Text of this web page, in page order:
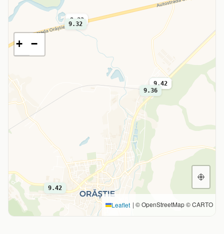
9.36
9.36
9.32
9.32
9.42
9.42
4.70
+ −
Leaflet | © OpenStreetMap © CARTO